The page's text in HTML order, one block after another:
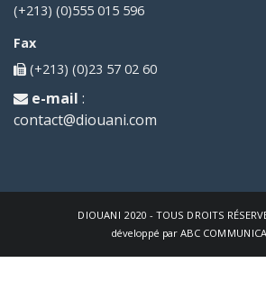
(+213) (0)555 015 596
Fax
(+213) (0)23 57 02 60
e-mail :
contact@diouani.com
DIOUANI 2020 - TOUS DROITS
développé par ABC